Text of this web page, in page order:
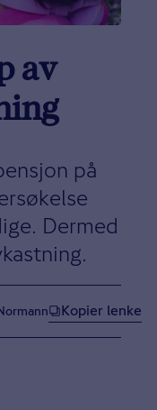
av
på
Dermed
Kopier lenke